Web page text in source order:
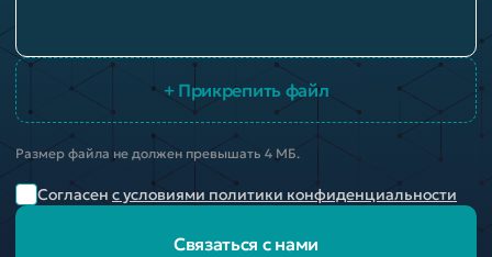
+ Прикрепить файл
Размер файла не должен превышать 4 МБ.
Согласен с условиями политики конфиденциальности
Связаться с нами